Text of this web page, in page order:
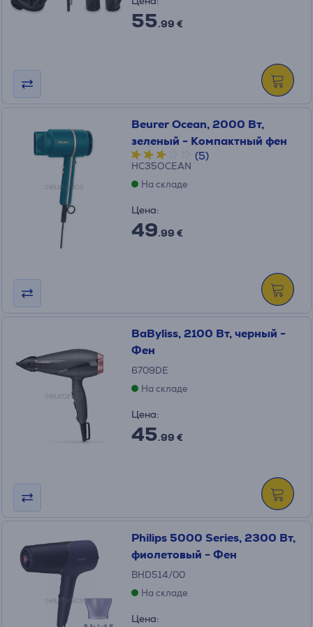
55.99 €
Beurer Ocean, 2000 Вт,
зеленый - Компактный фен
(5)
HC35OCEAN
На складе
Цена:
49.99 €
BaByliss, 2100 Вт, черный -
Фен
6709DE
На складе
Цена:
45.99 €
Philips 5000 Series, 2300 Вт,
фиолетовый - Фен
BHD514/00
На складе
Цена: